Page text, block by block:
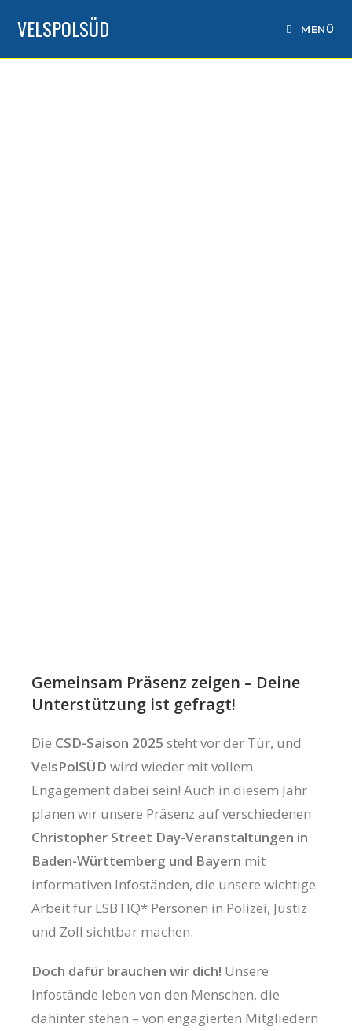
VELSPOLSÜD MENÜ
Gemeinsam Präsenz zeigen – Deine
Unterstützung ist gefragt!
Die CSD-Saison 2025 steht vor der Tür, und
VelsPolSÜD wird wieder mit vollem
Engagement dabei sein! Auch in diesem Jahr
planen wir unsere Präsenz auf verschiedenen
Christopher Street Day-Veranstaltungen in
Baden-Württemberg und Bayern mit
informativen Infoständen, die unsere wichtige
Arbeit für LSBTIQ* Personen in Polizei, Justiz
und Zoll sichtbar machen.
Doch dafür brauchen wir dich! Unsere
Infostände leben von den Menschen, die
dahinter stehen – von engagierten Mitgliedern